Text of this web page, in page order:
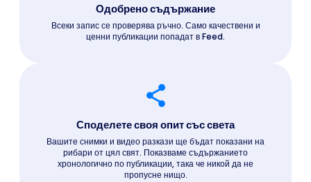
Одобрено съдържание
Всеки запис се проверява ръчно. Само качествени и
ценни публикации попадат в Feed.
Споделете своя опит със света
Вашите снимки и видео разкази ще бъдат показани на
рибари от цял свят. Показваме съдържанието
хронологично по публикации, така че никой да не
пропусне нищо.